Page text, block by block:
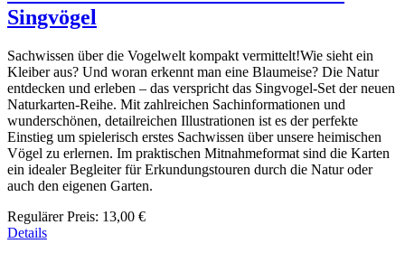
Singvögel
Sachwissen über die Vogelwelt kompakt vermittelt!Wie sieht ein
Kleiber aus? Und woran erkennt man eine Blaumeise? Die Natur
entdecken und erleben – das verspricht das Singvogel-Set der neuen
Naturkarten-Reihe. Mit zahlreichen Sachinformationen und
wunderschönen, detailreichen Illustrationen ist es der perfekte
Einstieg um spielerisch erstes Sachwissen über unsere heimischen
Vögel zu erlernen. Im praktischen Mitnahmeformat sind die Karten
ein idealer Begleiter für Erkundungstouren durch die Natur oder
auch den eigenen Garten.
Regulärer Preis: 13,00 €
Details